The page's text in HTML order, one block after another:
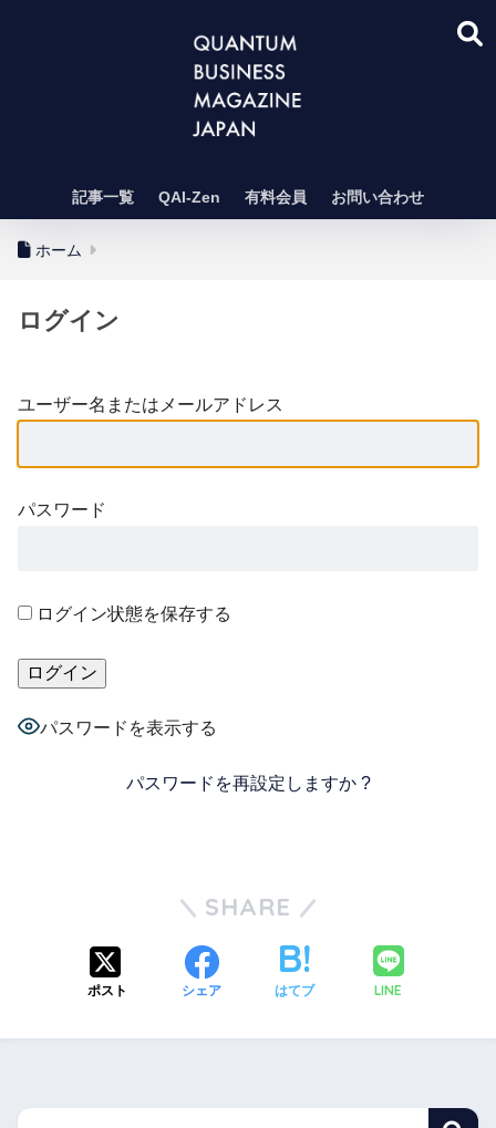
記事一覧 QAI-Zen 有料会員 お問い合わせ
ホーム
ログイン
ユーザー名またはメールアドレス
パスワード
ログイン状態を保存する
パスワードを表示する
パスワードを再設定しますか ?
SHARE
ポスト シェア はてブ LINE